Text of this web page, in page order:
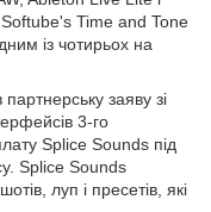
Time and Tone
із чотирьох на
заяву зі
3-го
Splice Sounds під
Splice Sounds
луп і пресетів, які